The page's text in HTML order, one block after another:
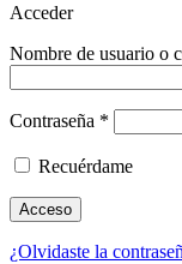
Acceder
Nombre de usuario o
Contraseña *
Recuérdame
Acceso
¿Olvidaste la